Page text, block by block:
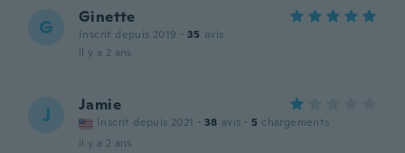
G Ginette
Inscrit depuis 2019 · 35 avis
il y a 2 ans
J Jamie
Inscrit depuis 2021 · 38 avis · 5 chargements
il y a 2 ans